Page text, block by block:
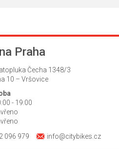
Praha
Čecha 1348/3
10 – Vršovice
- 19:00
096 979
info@citybikes.cz